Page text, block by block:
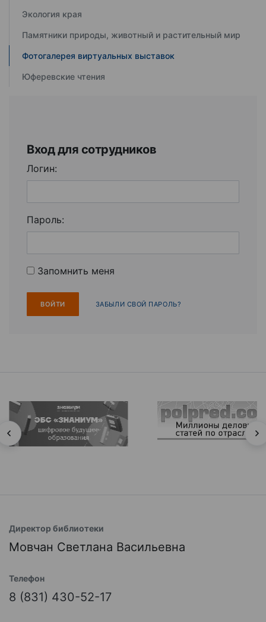
Экология края
Памятники природы, животный и растительный мир
Фотогалерея виртуальных выставок
Юферевские чтения
Вход для сотрудников
Логин:
Пароль:
Запомнить меня
ЗАБЫЛИ СВОЙ ПАРОЛЬ?
Директор библиотеки
Мовчан Светлана Васильевна
Телефон
8 (831) 430-52-17